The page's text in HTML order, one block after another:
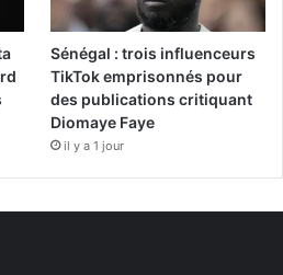
Sénégal : trois influenceurs
TikTok emprisonnés pour
des publications critiquant
Diomaye Faye
il y a 1 jour